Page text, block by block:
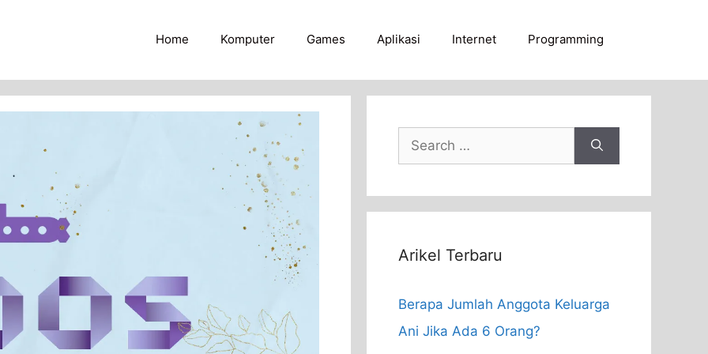
Home Komputer Games Aplikasi Internet Programming
Search
for:
Arikel Terbaru
Berapa Jumlah Anggota Keluarga
Ani Jika Ada 6 Orang?